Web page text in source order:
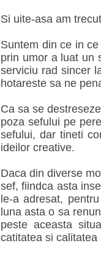
Si uite-asa am
Suntem din ce in
prin umor a luat un
serviciu rad sincer
hotareste sa ne
Ca sa se
poza sefului pe
sefului, dar tineti
ideilor creative.
Daca din diverse
sef, fiindca asta
le-a adresat,
luna asta o sa
peste aceasta
catitatea si calitatea